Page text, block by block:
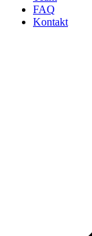
FAQ
Kontakt